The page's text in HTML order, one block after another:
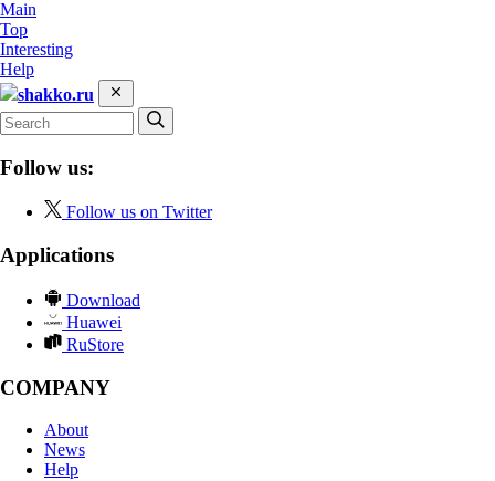
Main
Top
Interesting
Help
shakko.ru
Follow us:
Follow us on Twitter
Applications
Download
Huawei
RuStore
COMPANY
About
News
Help